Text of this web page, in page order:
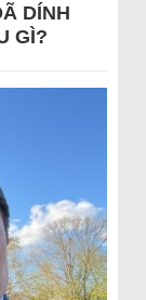
DÍNH
GÌ?